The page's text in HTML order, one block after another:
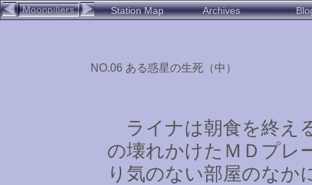
Station Map Archives
NO.06 ある惑星の生死（中）
ライナは朝食を終え
の壊れかけたＭＤプレ
り気のない部屋のなか